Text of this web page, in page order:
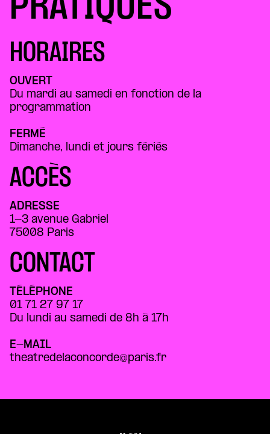
HORAIRES
OUVERT
Du mardi au samedi en fonction de la
programmation
FERMÉ
Dimanche, lundi et jours fériés
ACCÈS
ADRESSE
1-3 avenue Gabriel
75008 Paris
CONTACT
TÉLÉPHONE
01 71 27 97 17
Du lundi au samedi de 8h à 17h
E-MAIL
theatredelaconcorde@paris.fr